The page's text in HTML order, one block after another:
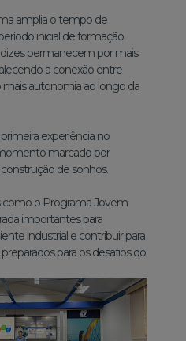
amplia o tempo de
inicial de formação
permanecem por mais
a conexão entre
autonomia ao longo da
experiência no
marcado por
de sonhos.
como o Programa Jovem
importantes para
industrial e contribuir para
para os desafios do